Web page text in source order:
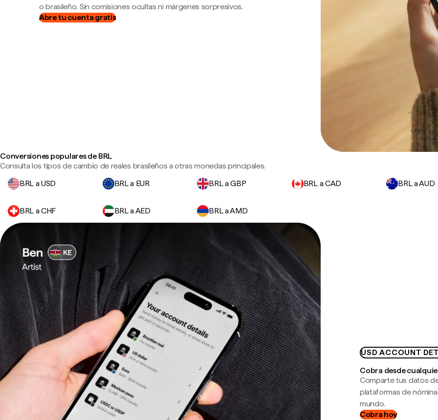
o brasileño. Sin comisiones ocultas ni márgenes sorpresivos.
Abre tu cuenta gratis
Conversiones populares de BRL
Consulta los tipos de cambio de reales brasileños a otras monedas principales.
BRL a USD
BRL a EUR BRL a GBP BRL a CAD BRL a AUD
BRL a CHF BRL a AED BRL a AMD
USD ACCOUNT
Cobra desde
Comparte tus datos
plataformas de
mundo.
Cobra hoy